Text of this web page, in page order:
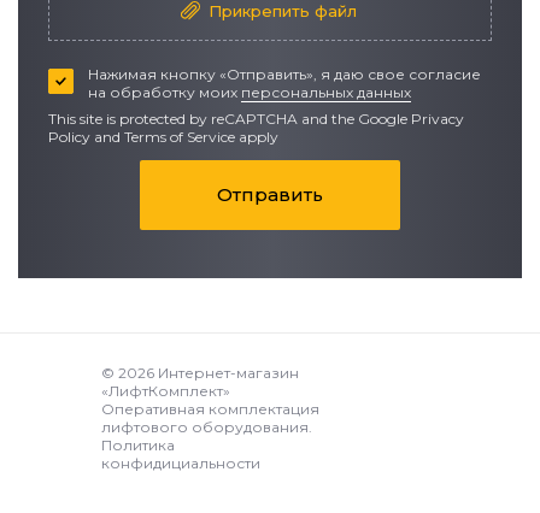
Прикрепить файл
Нажимая кнопку «Отправить», я даю свое согласие
на обработку моих персональных данных
This site is protected by reCAPTCHA and the Google Privacy
Policy and Terms of Service apply
Отправить
© 2026 Интернет-магазин
«ЛифтКомплект»
Оперативная комплектация
лифтового оборудования.
Политика
конфидициальности